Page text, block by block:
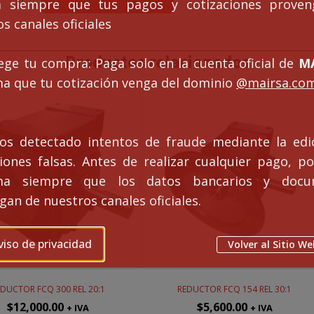
siempre que tus pagos y cotizaciones
canales oficiales
tu compra: Paga solo en la cuenta oficial de
que tu cotización venga del dominio
detectado intentos de fraude mediante la
falsas. Antes de realizar cualquier pago,
siempre que los datos bancarios y
de nuestros canales oficiales.
de privacidad Volver al Sitio
Productos relacionados
FCQ 300 REL 20:1
$12,000.00 + IVA
REDUCTOR FCQ 154 REL 30:1
$5,600.00 + IVA